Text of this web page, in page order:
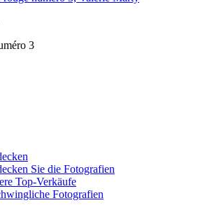
3
Sie die Fotografien
Top-Verkäufe
Fotografien